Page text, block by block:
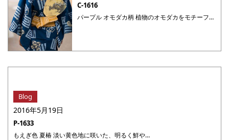
C-1616
パープル オモダカ柄 植物のオモダカをモチーフにした白地に紫色のジオメトリック柄が絞り風で表現されていて、シンプルだけどとってもスタイリッシュ。柄と同系色の帯で、着こなしに落ち着きのある上品さを添えて。もえぎ色の帯を合わせて爽やかに着ることもできます。 浴衣福袋に戻る #cotton1630
Blog
2016年5月19日
P-1633
もえぎ色 夏椿 淡い黄色地に咲いた、明るく鮮やかなもえぎ色と赤・黄色の愛らしい夏椿柄。ところどころにあしらわれた白色がポイント。千鳥格子の帯を合わせれば、カラフル＆オシャレ。レースのような織りの帯を合わせると、たちまちガーリーな表情に！ 浴衣福袋に戻る #polyester0115